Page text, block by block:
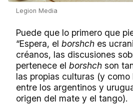
Legion Media
Puede que lo primero que
“Espera, el borshch es
créanos, las discusiones
pertenece el borshch son
las propias culturas (y como
entre los argentinos y
origen del mate y el tango).